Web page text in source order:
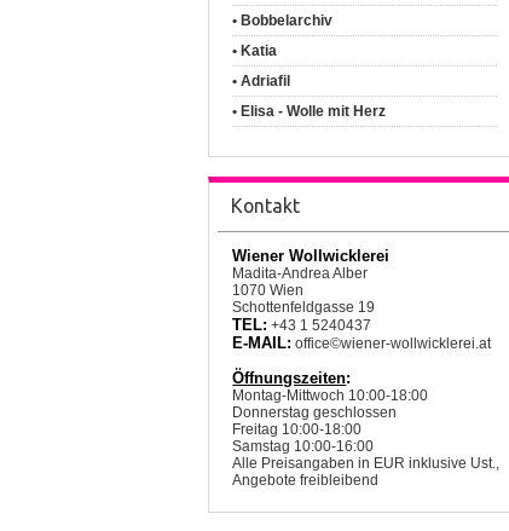
• Bobbelarchiv
• Katia
• Adriafil
• Elisa - Wolle mit Herz
Kontakt
Wiener Wollwicklerei
Madita-Andrea Alber
1070 Wien
Schottenfeldgasse 19
TEL: +43 1 5240437
E-MAIL: office©wiener-wollwicklerei.at
Öffnungszeiten:
Montag-Mittwoch 10:00-18:00
Donnerstag geschlossen
Freitag 10:00-18:00
Samstag 10:00-16:00
Alle Preisangaben in EUR inklusive Ust.,
Angebote freibleibend